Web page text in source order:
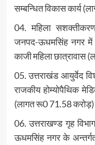
सम्बन्धित विकास कार्य
04. महिला
जनपद-ऊधमसिंह नगर में
काजी महिला
05. उत्तराखंड आयुर्वेद
राजकीय होम्योपैथिक
(लागत रू0 71.58 करोड़)
06. उत्तराखण्ड गृह
ऊधमसिंह नगर के